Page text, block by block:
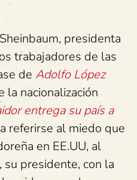
presidenta
trabajadores de las
de Adolfo López
la nacionalización
entrega su país a
referirse al miedo que
en EE.UU, al
presidente, con la